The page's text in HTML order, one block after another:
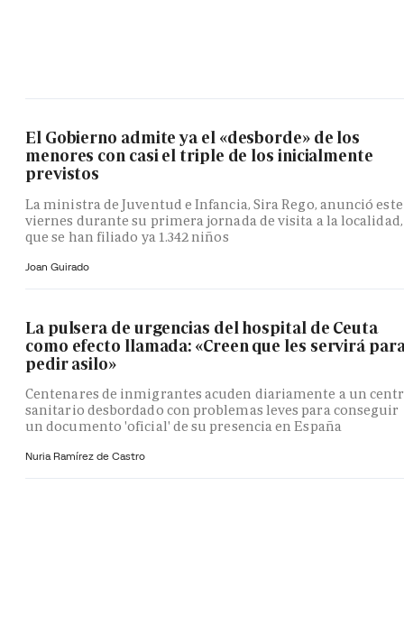
El Gobierno admite ya el «desborde» de los
menores con casi el triple de los inicialmente
previstos
La ministra de Juventud e Infancia, Sira Rego, anunció este
viernes durante su primera jornada de visita a la localidad,
que se han filiado ya 1.342 niños
Joan Guirado
La pulsera de urgencias del hospital de Ceuta
como efecto llamada: «Creen que les servirá
pedir asilo»
Centenares de inmigrantes acuden diariamente a un
sanitario desbordado con problemas leves para conseguir
un documento 'oficial' de su presencia en España
Nuria Ramírez de Castro